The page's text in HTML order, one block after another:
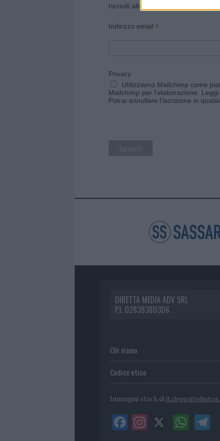
Iscriviti alla newsletter di Gallura
Indirizzo email *
Privacy
Utilizziamo Mailchimp come
Mailchimp per l'elaborazione.
Potrai annullare l'iscrizione in
DIRETTA MEDIA ADV SRL
P.I. 02839380306
Chi siamo
Codice etico
Immagini stock di